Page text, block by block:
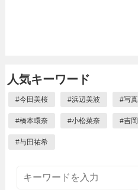
人気キーワード
#今田美桜 #浜辺美波 #写
#橋本環奈 #小松菜奈 #吉
#与田祐希